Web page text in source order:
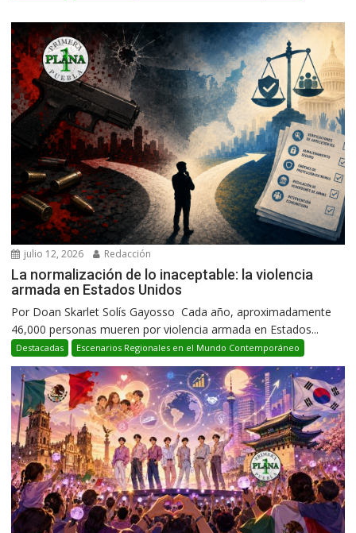
julio 12, 2026 Redacción
La normalización de lo inaceptable: la violencia
armada en Estados Unidos
Por Doan Skarlet Solís Gayosso Cada año, aproximadamente
46,000 personas mueren por violencia armada en Estados...
Destacadas Escenarios Regionales en el Mundo Contemporáneo